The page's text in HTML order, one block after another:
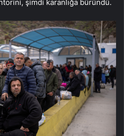
şimdi karanlığa büründü.